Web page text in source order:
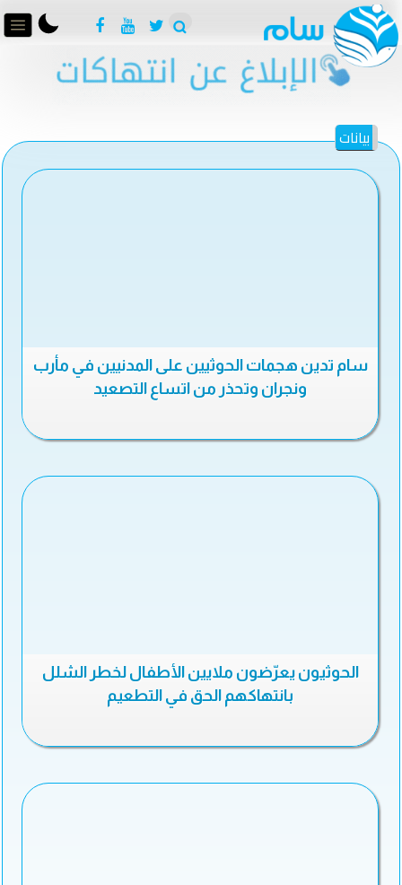
بيانات
سام تدين هجمات الحوثيين على المدنيين في مأرب
ونجران وتحذر من اتساع التصعيد
الحوثيون يعرّضون ملايين الأطفال لخطر الشلل
بانتهاكهم الحق في التطعيم